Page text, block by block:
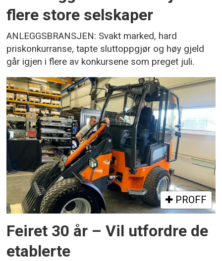
flere store selskaper
ANLEGGSBRANSJEN: Svakt marked, hard
priskonkurranse, tapte sluttoppgjør og høy gjeld
går igjen i flere av konkursene som preget juli.
PROFF
Feiret 30 år – Vil utfordre de
etablerte